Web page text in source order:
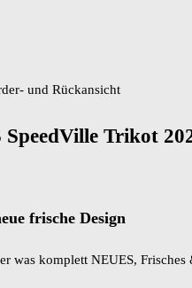
SpeedVille Trikot
frische Design
was komplett NEUES,